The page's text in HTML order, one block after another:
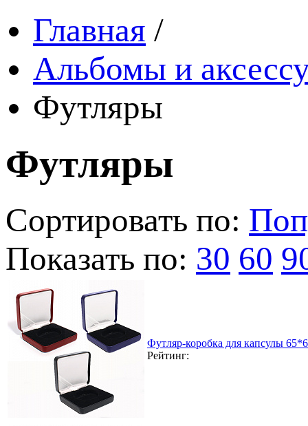
Главная /
Альбомы и
Футляры
Футляры
Сортировать по:
Показать по: 30 60
Футляр-коробка для капсулы
Рейтинг: